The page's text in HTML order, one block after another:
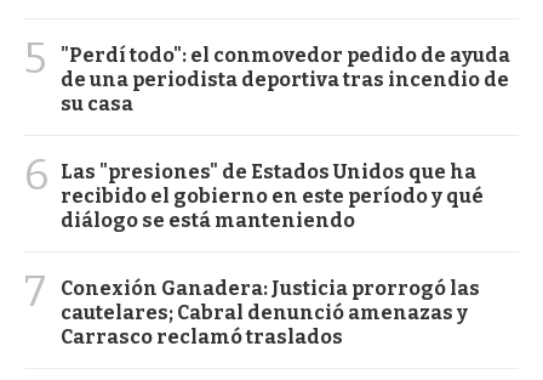
5
"Perdí todo": el conmovedor pedido de ayuda
de una periodista deportiva tras incendio de
su casa
6
Las "presiones" de Estados Unidos que ha
recibido el gobierno en este período y qué
diálogo se está manteniendo
7
Conexión Ganadera: Justicia prorrogó las
cautelares; Cabral denunció amenazas y
Carrasco reclamó traslados